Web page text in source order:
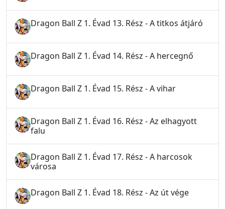
Dragon Ball Z 1. Évad 13. Rész - A titkos átjáró
Dragon Ball Z 1. Évad 14. Rész - A hercegnő
Dragon Ball Z 1. Évad 15. Rész - A vihar
Dragon Ball Z 1. Évad 16. Rész - Az elhagyott
falu
Dragon Ball Z 1. Évad 17. Rész - A harcosok
városa
Dragon Ball Z 1. Évad 18. Rész - Az út vége